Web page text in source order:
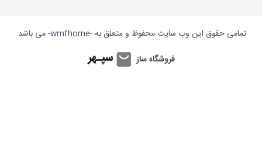
تمامی حقوق این وب سایت محفوظ و متعلق به -wmfhome-
می باشد.
فروشگاه ساز